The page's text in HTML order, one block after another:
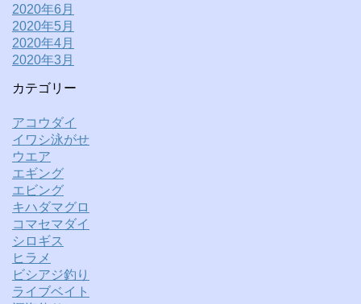
2020年6月
2020年5月
2020年4月
2020年3月
カテゴリー
アコウダイ
イワシ泳がせ
ウエア
エギング
エビング
キハダマグロ
コマセマダイ
シロギス
ヒラメ
ビシアジ釣り
ライブベイト